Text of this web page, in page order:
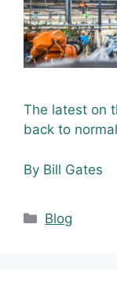
The latest on
back to
By Bill Gates
Blog